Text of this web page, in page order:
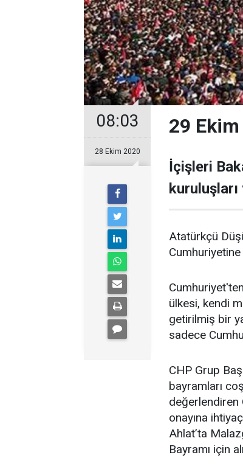
08:03
28 Ekim 2020
29
İçişleri
Atatürkçü
ülkesi, kendi
getirilmiş bir
sadece
CHP Grup
bayramları
değerlendiren
onayına
Ahlat’ta
Bayramı için